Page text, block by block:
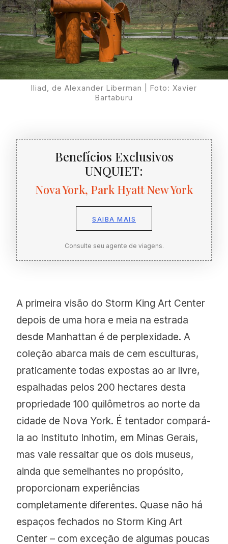
Iliad, de Alexander Liberman | Foto: Xavier
Bartaburu
Benefícios Exclusivos
UNQUIET:
Nova York, Park Hyatt New York
SAIBA MAIS
Consulte seu agente de viagens.
Park Hyatt New York
Benefício expirado
HYATT.COM/NEW-YORK/PARK
A primeira visão do Storm King Art Center
depois de uma hora e meia na estrada
desde Manhattan é de perplexidade. A
coleção abarca mais de cem esculturas,
praticamente todas expostas ao ar livre,
espalhadas pelos 200 hectares desta
propriedade 100 quilômetros ao norte da
cidade de Nova York. É tentador compará-
la ao Instituto Inhotim, em Minas Gerais,
mas vale ressaltar que os dois museus,
ainda que semelhantes no propósito,
proporcionam experiências
completamente diferentes. Quase não há
espaços fechados no Storm King Art
Center – com exceção de algumas poucas